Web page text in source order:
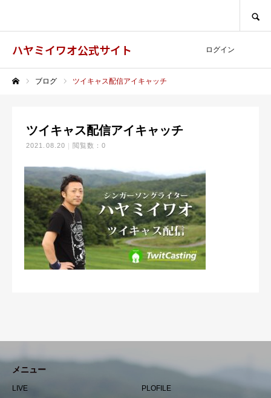
ハヤミイワオ公式サイト ログイン
ブログ ツイキャス配信アイキャッチ
ツイキャス配信アイキャッチ
2021.08.20 閲覧数：0
メニュー
LIVE PLOFILE